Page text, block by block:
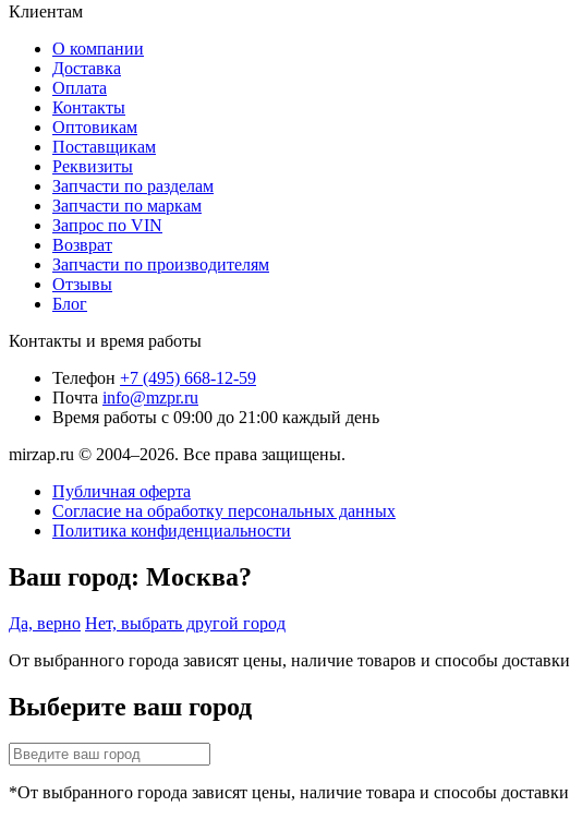
Клиентам
О компании
Доставка
Оплата
Контакты
Оптовикам
Поставщикам
Реквизиты
Запчасти по разделам
Запчасти по маркам
Запрос по VIN
Возврат
Запчасти по производителям
Отзывы
Блог
Контакты и время работы
Телефон +7 (495) 668-12-59
Почта info@mzpr.ru
Время работы с 09:00 до 21:00 каждый день
mirzap.ru © 2004–2026. Все права защищены.
Публичная оферта
Согласие на обработку персональных данных
Политика конфиденциальности
Ваш город: Москва?
Да, верно Нет, выбрать другой город
От выбранного города зависят цены, наличие товаров и способы доставки
Выберите ваш город
*От выбранного города зависят цены, наличие товара и способы доставки